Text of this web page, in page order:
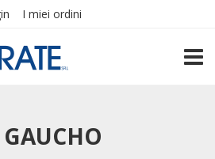
I miei ordini
GAUCHO